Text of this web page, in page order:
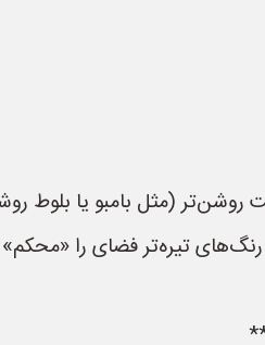
روشن‌تر (مثل بامبو یا بلوط
تیره‌تر فضای را